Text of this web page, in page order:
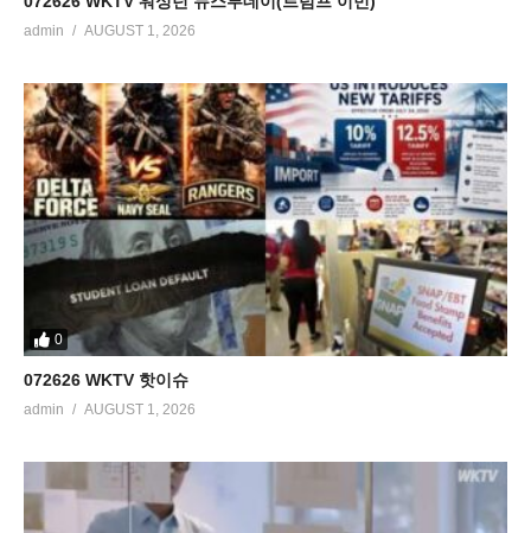
admin AUGUST 1, 2026
0
072626 WKTV 핫이슈
admin AUGUST 1, 2026